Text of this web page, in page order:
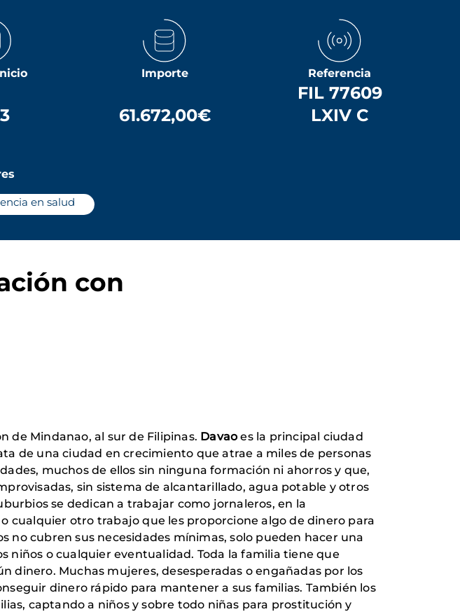
Importe
61.672,00€
Referencia
FIL 77609
LXIV C
en salud
con
de Mindanao, al sur de Filipinas. Davaoes la principal ciudad
de una ciudad en crecimiento que atrae a miles de personas
muchos de ellos sin ninguna formación ni ahorros y que,
sin sistema de alcantarillado, agua potable y otros
se dedican a trabajar como jornaleros, en la
cualquier otro trabajo que les proporcione algo de dinero para
no cubren sus necesidades mínimas, solo pueden hacer una
niños o cualquier eventualidad. Toda la familia tiene que
dinero. Muchas mujeres, desesperadas o engañadas por los
dinero rápido para mantener a sus familias. También los
captando a niños y sobre todo niñas para prostitución y